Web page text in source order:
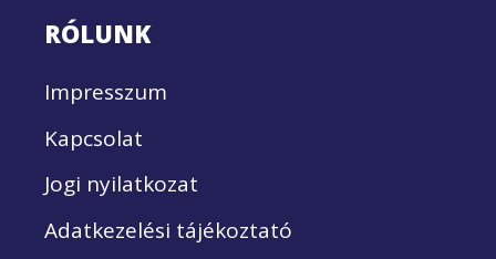
RÓLUNK
Impresszum
Kapcsolat
Jogi nyilatkozat
Adatkezelési tájékoztató